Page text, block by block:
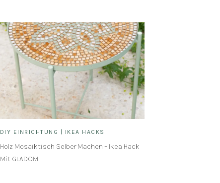
DIY EINRICHTUNG | IKEA HACKS
Holz Mosaiktisch Selber Machen – Ikea Hack
Mit GLADOM